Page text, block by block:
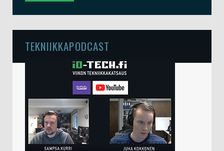
TEKNIIKKAPODCAST